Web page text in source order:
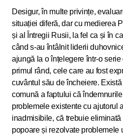
Desigur, în multe privințe,
situației diferă, dar cu medierea
și al Întregii Rusii, la fel ca și în
când s-au întâlnit liderii
ajungă la o înțelegere într-o serie
primul rând, cele care au fost
cuvântul său de încheiere.
comună a faptului că
problemele existente cu ajutorul
inadmisibile, că trebuie
popoare și rezolvate problemele